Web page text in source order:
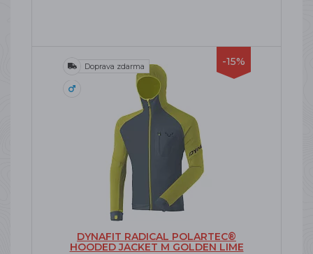
-15%
Doprava zdarma
DYNAFIT RADICAL POLARTEC®
HOODED JACKET M GOLDEN LIME